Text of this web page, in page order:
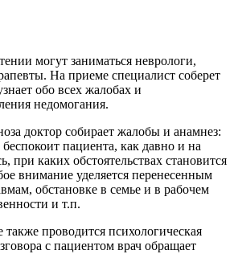
могут заниматься неврологи,
На приеме специалист соберет
обо всех жалобах и
недомогания.
доктор собирает жалобы и анамнез:
пациента, как давно и на
при каких обстоятельствах становится
внимание уделяется перенесенным
обстановке в семье и в рабочем
и т.п.
проводится психологическая
с пациентом врач обращает